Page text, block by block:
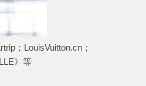
；LouisVuitton.cn；
》等